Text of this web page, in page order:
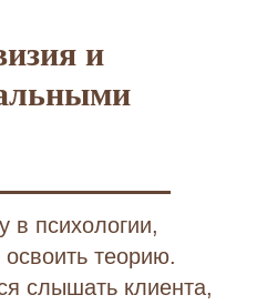
и
в психологии,
освоить теорию.
слышать клиента,